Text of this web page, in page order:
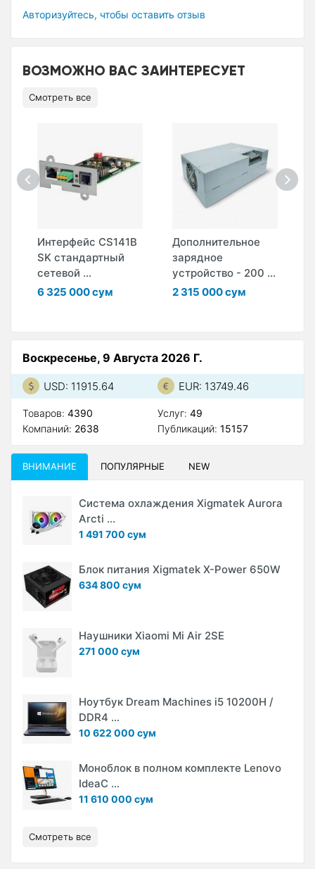
Авторизуйтесь, чтобы оставить отзыв
ВОЗМОЖНО ВАС ЗАИНТЕРЕСУЕТ
Смотреть все
Интерфейс CS141B
SK стандартный
сетевой ...
6 325 000 сум
Дополнительное
зарядное
устройство - 200 ...
2 315 000 сум
Воскресенье, 9 Августа 2026 Г.
USD: 11915.64 EUR: 13749.46
Товаров: 4390
Компаний: 2638
Услуг: 49
Публикаций: 15157
ВНИМАНИЕ ПОПУЛЯРНЫЕ NEW
Система охлаждения Xigmatek Aurora
Arcti ...
1 491 700 сум
Блок питания Xigmatek X-Power 650W
634 800 сум
Наушники Xiaomi Mi Air 2SE
271 000 сум
Ноутбук Dream Machines i5 10200H /
DDR4 ...
10 622 000 сум
Моноблок в полном комплекте Lenovo
IdeaC ...
11 610 000 сум
Смотреть все